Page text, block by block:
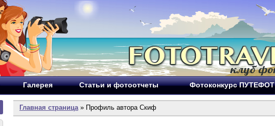
Галерея Статьи и фотоотчеты Фотоконкурс ПУТЕФОТ
Главная страница» Профиль автора Скиф